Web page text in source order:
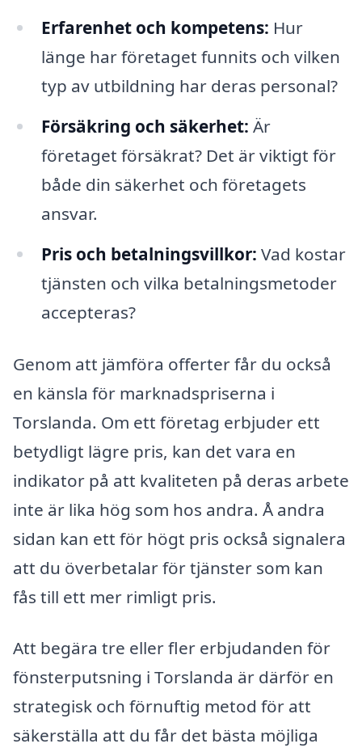
Erfarenhet och kompetens: Hur
länge har företaget funnits och vilken
typ av utbildning har deras personal?
Försäkring och säkerhet: Är
företaget försäkrat? Det är viktigt för
både din säkerhet och företagets
ansvar.
Pris och betalningsvillkor: Vad kostar
tjänsten och vilka betalningsmetoder
accepteras?
Genom att jämföra offerter får du också
en känsla för marknadspriserna i
Torslanda. Om ett företag erbjuder ett
betydligt lägre pris, kan det vara en
indikator på att kvaliteten på deras arbete
inte är lika hög som hos andra. Å andra
sidan kan ett för högt pris också signalera
att du överbetalar för tjänster som kan
fås till ett mer rimligt pris.
Att begära tre eller fler erbjudanden för
fönsterputsning i Torslanda är därför en
strategisk och förnuftig metod för att
säkerställa att du får det bästa möjliga